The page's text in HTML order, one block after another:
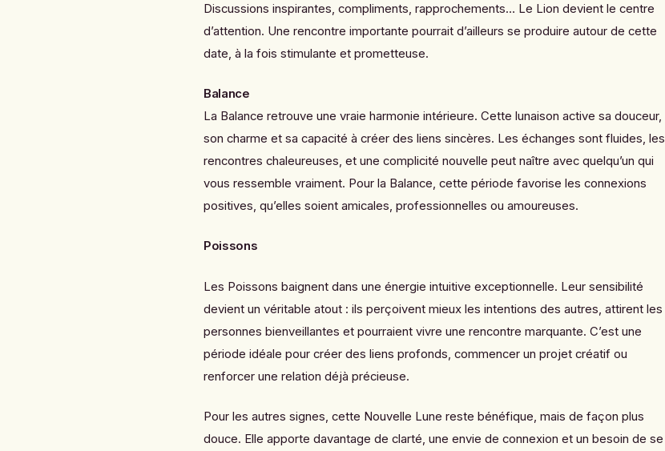
Discussions inspirantes, compliments, rapprochements… Le Lion devient le centre
d’attention. Une rencontre importante pourrait d’ailleurs se produire autour de cette
date, à la fois stimulante et prometteuse.
Balance
La Balance retrouve une vraie harmonie intérieure. Cette lunaison active sa douceur,
son charme et sa capacité à créer des liens sincères. Les échanges sont fluides, les
rencontres chaleureuses, et une complicité nouvelle peut naître avec quelqu’un qui
vous ressemble vraiment. Pour la Balance, cette période favorise les connexions
positives, qu’elles soient amicales, professionnelles ou amoureuses.
Poissons
Les Poissons baignent dans une énergie intuitive exceptionnelle. Leur sensibilité
devient un véritable atout : ils perçoivent mieux les intentions des autres, attirent les
personnes bienveillantes et pourraient vivre une rencontre marquante. C’est une
période idéale pour créer des liens profonds, commencer un projet créatif ou
renforcer une relation déjà précieuse.
Pour les autres signes, cette Nouvelle Lune reste bénéfique, mais de façon plus
douce. Elle apporte davantage de clarté, une envie de connexion et un besoin de se